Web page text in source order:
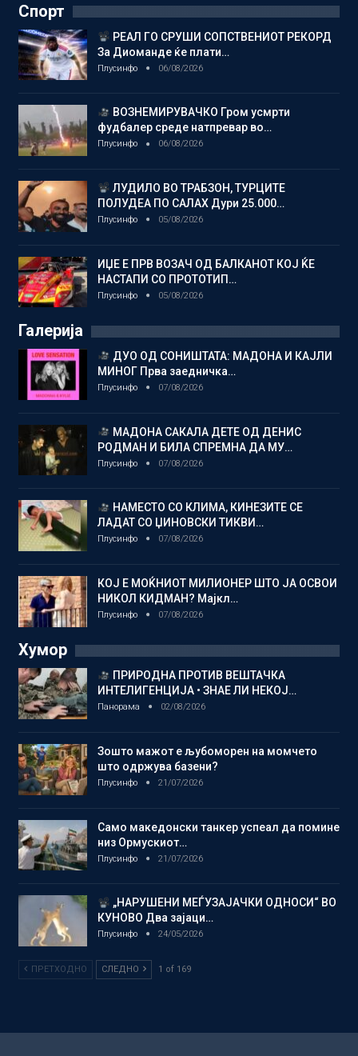
Спорт
РЕАЛ ГО СРУШИ СОПСТВЕНИОТ РЕКОРД
За Диоманде ќе плати…
Плусинфо 06/08/2026
ВОЗНЕМИРУВАЧКО Гром усмрти
фудбалер среде натпревар во…
Плусинфо 06/08/2026
ЛУДИЛО ВО ТРАБЗОН, ТУРЦИТЕ
ПОЛУДЕА ПО САЛАХ Дури 25.000…
Плусинфо 05/08/2026
ИЏЕ Е ПРВ ВОЗАЧ ОД БАЛКАНОТ КОЈ ЌЕ
НАСТАПИ СО ПРОТОТИП…
Плусинфо 05/08/2026
Галерија
ДУО ОД СОНИШТАТА: МАДОНА И КАЈЛИ
МИНОГ Прва заедничка…
Плусинфо 07/08/2026
МАДОНА САКАЛА ДЕТЕ ОД ДЕНИС
РОДМАН И БИЛА СПРЕМНА ДА МУ…
Плусинфо 07/08/2026
НАМЕСТО СО КЛИМА, КИНЕЗИТЕ СЕ
ЛАДАТ СО ЏИНОВСКИ ТИКВИ…
Плусинфо 07/08/2026
КОЈ Е МОЌНИОТ МИЛИОНЕР ШТО ЈА ОСВОИ
НИКОЛ КИДМАН? Мајкл…
Плусинфо 07/08/2026
Хумор
ПРИРОДНА ПРОТИВ ВЕШТАЧКА
ИНТЕЛИГЕНЦИЈА • ЗНАЕ ЛИ НЕКОЈ…
Панорама 02/08/2026
Зошто мажот е љубоморен на момчето
што одржува базени?
Плусинфо 21/07/2026
Само македонски танкер успеал да помине
низ Ормускиот…
Плусинфо 21/07/2026
„НАРУШЕНИ МЕЃУЗАЈАЧКИ ОДНОСИ“ ВО
КУНОВО Два зајаци…
Плусинфо 24/05/2026
ПРЕТХОДНО СЛЕДНО 1 of 169